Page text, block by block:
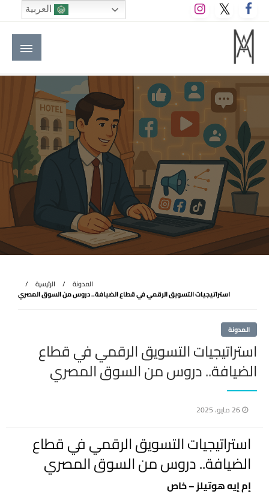
التخطي
إلى
المحتوى
M A hotels | إم ايه هوتيلز
الموقع الأول للعاملين في الفنادق في العالم العربي
الرئيسية
المدونة
استراتيجيات التسويق الرقمي في قطاع الضيافة.. دروس من السوق المصري
المدونة
استراتيجيات التسويق الرقمي في قطاع
الضيافة.. دروس من السوق المصري
نُشر
26 مايو، 2025
استراتيجيات التسويق الرقمي في قطاع
الضيافة.. دروس من السوق المصري
إم إيه هوتيلز – خاص
العربية